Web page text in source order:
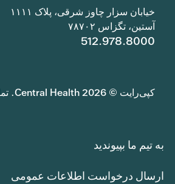
خیابان سزار چاوز شرقی، پلاک ۱۱۱۱
آستین، تگزاس ۷۸۷۰۲
512.978.8000
کپی‌رایت © 2026 Central Health. تمامی حقوق محفوظ است.
به تیم ما بپیوندید
ارسال درخواست اطلاعات عمومی